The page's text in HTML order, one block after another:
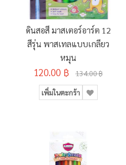
ดินสอสี มาสเตอร์อาร์ต 12
สีรุ่น พาสเทลแบบเกลียว
หมุน
120.00 ฿ 134.00 ฿
เพิ่มในตะกร้า